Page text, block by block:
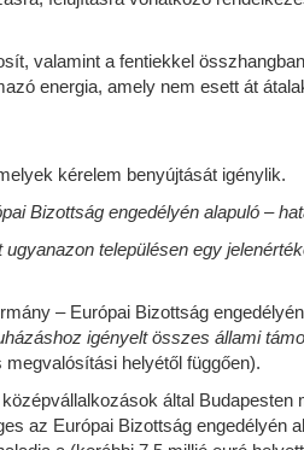
valamint a fentiekkel
energia, amely nem esett át
kérelem benyújtását igénylik.
Bizottság engedélyén alapuló –
településen egy
– Európai Bizottság
igényelt összes állami
megvalósítási helyétől függően).
által
az Európai Bizottság engedélyén